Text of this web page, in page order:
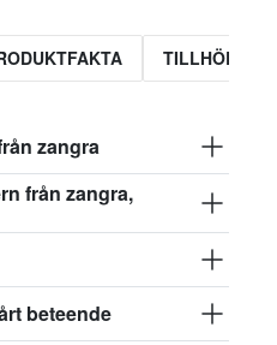
zangra
från zangra,
beteende